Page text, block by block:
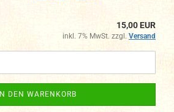
15,00 EUR
inkl. 7% MwSt. zzgl. Versand
IN DEN WARENKORB